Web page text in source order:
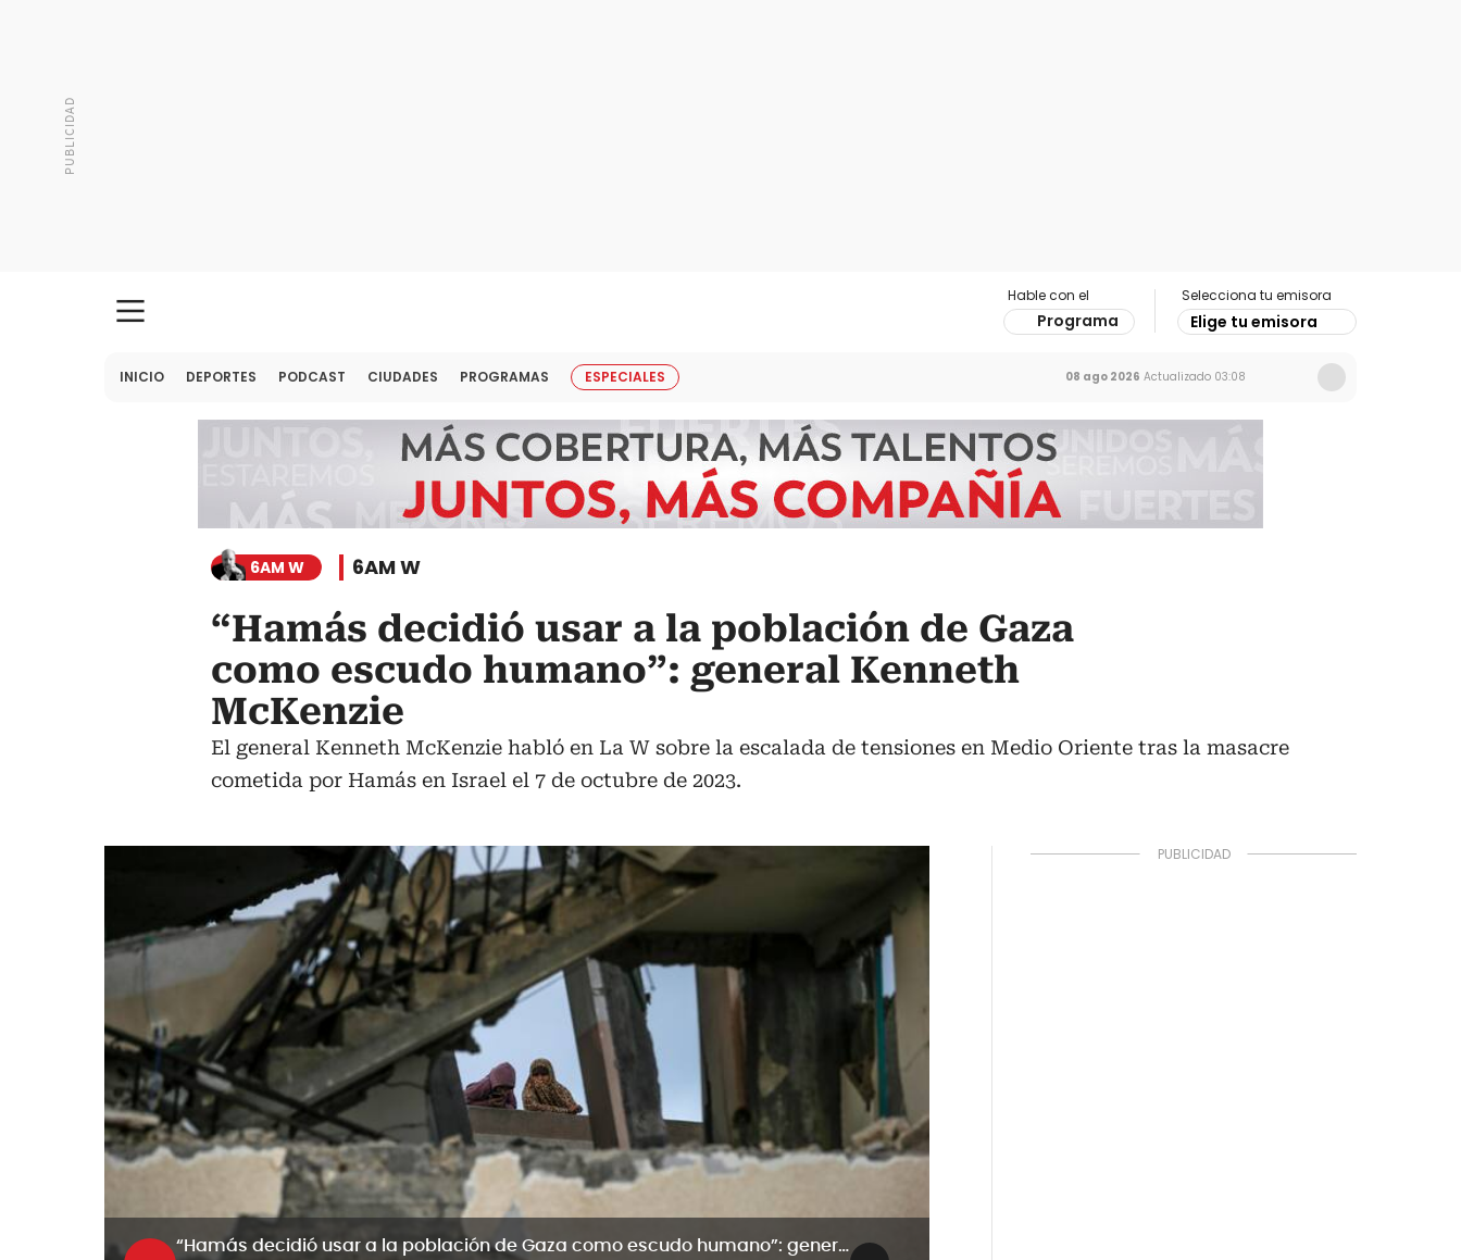
Hable con el
Programa
Selecciona tu emisora
Elige tu emisora
INICIO DEPORTES PODCAST CIUDADES PROGRAMAS ESPECIALES 08 ago 2026 Actualizado 03:08
6AM W 6AM W
“Hamás decidió usar a la población de Gaza
como escudo humano”: general Kenneth
McKenzie
El general Kenneth McKenzie habló en La W sobre la escalada de tensiones en Medio Oriente tras la masacre
cometida por Hamás en Israel el 7 de octubre de 2023.
“Hamás decidió usar a la población de Gaza como escudo humano”: general Kenneth McKenzie